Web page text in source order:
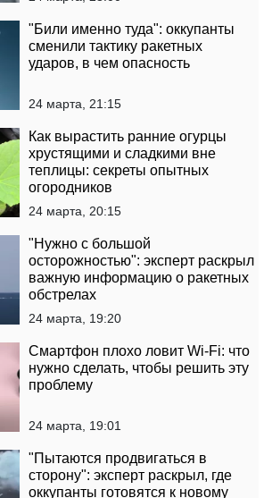
"Били именно туда": оккупанты
сменили тактику ракетных
ударов, в чем опасность
24 марта, 21:15
Как вырастить ранние огурцы
хрустящими и сладкими вне
теплицы: секреты опытных
огородников
24 марта, 20:15
"Нужно с большой
осторожностью": эксперт раскрыл
важную информацию о ракетных
обстрелах
24 марта, 19:20
Смартфон плохо ловит Wi-Fi: что
нужно сделать, чтобы решить эту
проблему
24 марта, 19:01
"Пытаются продвигаться в
сторону": эксперт раскрыл, где
оккупанты готовятся к новому